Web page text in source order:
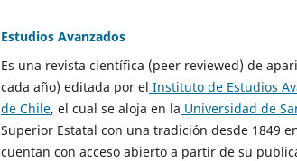
Estudios Avanzados
Es una revista científica (peer reviewed) de
cada año) editada por el Instituto de Estudios
de Chile, el cual se aloja en la Universidad de
Superior Estatal con una tradición desde 1849
cuentan con acceso abierto a partir de su